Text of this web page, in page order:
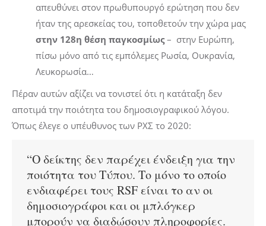
απευθύνει στον πρωθυπουργό ερώτηση που δεν
ήταν της αρεσκείας του, τοποθετούν την χώρα μας
στην 128η θέση παγκοσμίως– στην Ευρώπη,
πίσω μόνο από τις εμπόλεμες Ρωσία, Ουκρανία,
Λευκορωσία…
Πέραν αυτών αξίζει να τονιστεί ότι η κατάταξη δεν
αποτιμά την ποιότητα του δημοσιογραφικού λόγου.
Όπως έλεγε ο υπέυθυνος των ΡΧΣ το 2020:
“Ο δείκτης δεν παρέχει ένδειξη για την
ποιότητα του Τύπου. Το μόνο το οποίο
ενδιαφέρει τους RSF είναι το αν οι
δημοσιογράφοι και οι μπλόγκερ
μπορούν να διαδώσουν πληροφορίες.